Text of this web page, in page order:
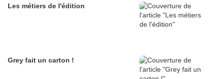
Les métiers de l'édition
Grey fait un carton !